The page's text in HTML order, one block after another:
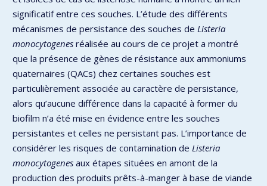
significatif entre ces souches. L’étude des différents
mécanismes de persistance des souches de Listeria
monocytogenes réalisée au cours de ce projet a montré
que la présence de gènes de résistance aux ammoniums
quaternaires (QACs) chez certaines souches est
particulièrement associée au caractère de persistance,
alors qu’aucune différence dans la capacité à former du
biofilm n’a été mise en évidence entre les souches
persistantes et celles ne persistant pas. L’importance de
considérer les risques de contamination de Listeria
monocytogenes aux étapes situées en amont de la
production des produits prêts-à-manger à base de viande